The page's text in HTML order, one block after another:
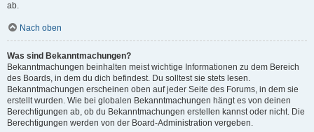
ab.
Nach oben
Was sind Bekanntmachungen?
Bekanntmachungen beinhalten meist wichtige Informationen zu dem Bereich
des Boards, in dem du dich befindest. Du solltest sie stets lesen.
Bekanntmachungen erscheinen oben auf jeder Seite des Forums, in dem sie
erstellt wurden. Wie bei globalen Bekanntmachungen hängt es von deinen
Berechtigungen ab, ob du Bekanntmachungen erstellen kannst oder nicht. Die
Berechtigungen werden von der Board-Administration vergeben.